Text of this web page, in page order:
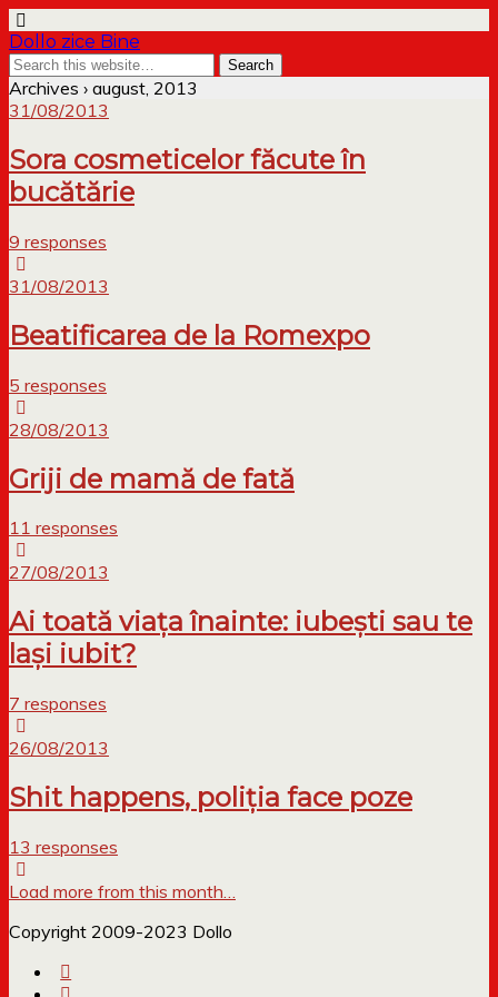
Dollo zice Bine
Archives › august, 2013
31/08/2013
Sora cosmeticelor făcute în
bucătărie
9 responses
31/08/2013
Beatificarea de la Romexpo
5 responses
28/08/2013
Griji de mamă de fată
11 responses
27/08/2013
Ai toată viața înainte: iubești sau te
lași iubit?
7 responses
26/08/2013
Shit happens, poliția face poze
13 responses
Load more from this month…
Copyright 2009-2023 Dollo